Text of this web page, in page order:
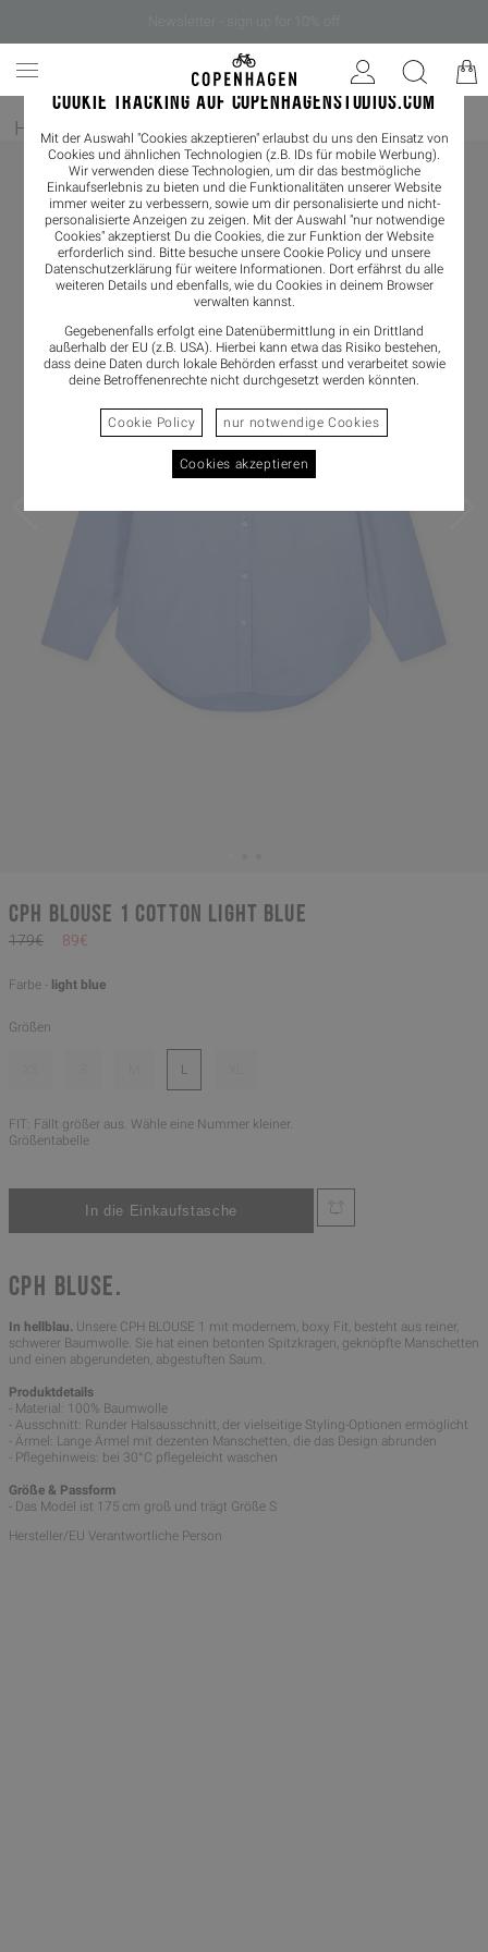
COOKIE TRACKING AUF COPENHAGENSTUDIOS.COM
Mit der Auswahl "Cookies akzeptieren" erlaubst du uns den Einsatz von
Cookies und ähnlichen Technologien (z.B. IDs für mobile Werbung).
Wir verwenden diese Technologien, um dir das bestmögliche
Einkaufserlebnis zu bieten und die Funktionalitäten unserer Website
immer weiter zu verbessern, sowie um dir personalisierte und nicht-
personalisierte Anzeigen zu zeigen. Mit der Auswahl "nur notwendige
Cookies" akzeptierst Du die Cookies, die zur Funktion der Website
erforderlich sind. Bitte besuche unsere Cookie Policy und unsere
Datenschutzerklärung für weitere Informationen. Dort erfährst du alle
weiteren Details und ebenfalls, wie du Cookies in deinem Browser
verwalten kannst.
Gegebenenfalls erfolgt eine Datenübermittlung in ein Drittland
außerhalb der EU (z.B. USA). Hierbei kann etwa das Risiko bestehen,
dass deine Daten durch lokale Behörden erfasst und verarbeitet sowie
deine Betroffenenrechte nicht durchgesetzt werden könnten.
Cookie Policy nur notwendige Cookies
Cookies akzeptieren
Home / Bekleidung Shirts & Blouses Blouses
CPH BLOUSE 1 cotton light blue
179€ 89€
Farbe - light blue
Größen
L
FIT: Fällt größer aus. Wähle eine Nummer kleiner.
Größentabelle
CPH BLUSE.
In hellblau. Unsere CPH BLOUSE 1 mit modernem, boxy Fit, besteht aus reiner,
schwerer Baumwolle. Sie hat einen betonten Spitzkragen, geknöpfte Manschetten
und einen abgerundeten, abgestuften Saum.
Produktdetails
- Material: 100% Baumwolle
- Ausschnitt: Runder Halsausschnitt, der vielseitige Styling-Optionen ermöglicht
- Ärmel: Lange Ärmel mit dezenten Manschetten, die das Design abrunden
- Pflegehinweis: bei 30°C pflegeleicht waschen
Größe & Passform
- Das Model ist 175 cm groß und trägt Größe S
Hersteller/EU Verantwortliche Person